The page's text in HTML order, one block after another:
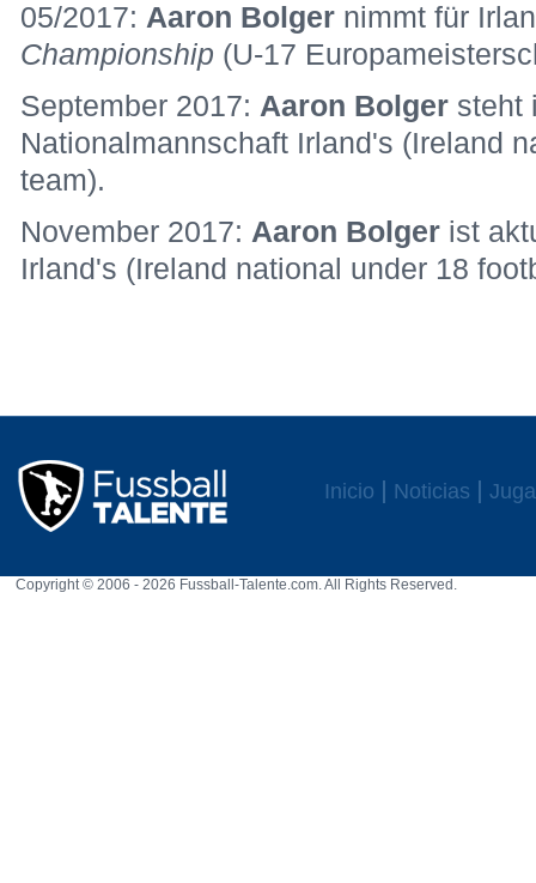
05/2017: Aaron Bolger nimmt für
Championship (U-17
September 2017: Aaron Bolger steht
Nationalmannschaft Irland's (Ireland
team).
November 2017: Aaron Bolger ist
Irland's (Ireland national under 18
Inicio Noticias
Copyright © 2006 - 2026 Fussball-Talente.com. All Rights Reserved.